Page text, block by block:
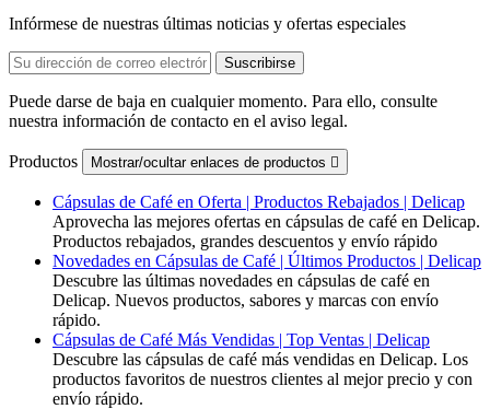
Infórmese de nuestras últimas noticias y ofertas especiales
Puede darse de baja en cualquier momento. Para ello, consulte
nuestra información de contacto en el aviso legal.
Productos Mostrar/ocultar enlaces de productos 
Cápsulas de Café en Oferta | Productos Rebajados | Delicap
Aprovecha las mejores ofertas en cápsulas de café en Delicap.
Productos rebajados, grandes descuentos y envío rápido
Novedades en Cápsulas de Café | Últimos Productos | Delicap
Descubre las últimas novedades en cápsulas de café en
Delicap. Nuevos productos, sabores y marcas con envío
rápido.
Cápsulas de Café Más Vendidas | Top Ventas | Delicap
Descubre las cápsulas de café más vendidas en Delicap. Los
productos favoritos de nuestros clientes al mejor precio y con
envío rápido.